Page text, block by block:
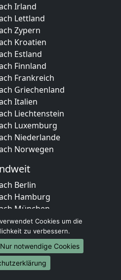
Irland
Lettland
Zypern
Kroatien
Estland
Finnland
Frankreich
Griechenland
Italien
Liechtenstein
Luxemburg
Niederlande
Norwegen
Berlin
Hamburg
München
Köln
Frankfurt am Main
Stuttgart
Düsseldorf
Leipzig
Cookies um die
zu verbessern.
Nur notwendige Cookies